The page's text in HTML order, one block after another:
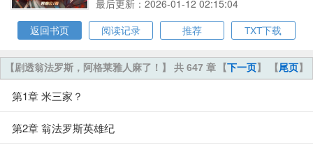
最后更新：2026-01-12 02:15:04
返回书页
阅读记录 推荐 TXT下载
【下一页】 【尾页】
【剧透翁法罗斯，阿格莱雅人麻了！】 共 647 章
第1章 米三家？
第2章 翁法罗斯英雄纪